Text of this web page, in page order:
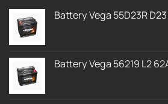
Battery Vega 55D23R
Battery Vega 56219 L2